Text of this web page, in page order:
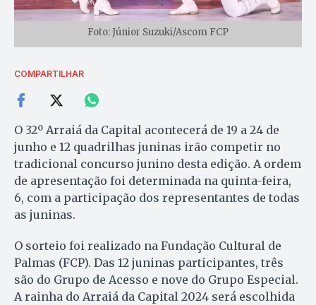
Foto: Júnior Suzuki/Ascom FCP
COMPARTILHAR
O 32º Arraiá da Capital acontecerá de 19 a 24 de
junho e 12 quadrilhas juninas irão competir no
tradicional concurso junino desta edição. A ordem
de apresentação foi determinada na quinta-feira,
6, com a participação dos representantes de todas
as juninas.
O sorteio foi realizado na Fundação Cultural de
Palmas (FCP). Das 12 juninas participantes, três
são do Grupo de Acesso e nove do Grupo Especial.
A rainha do Arraiá da Capital 2024 será escolhida